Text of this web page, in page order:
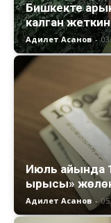
Бишкекте
калган
Адилет Асанов -
Июль айында
ырысы»
Адилет Асанов -